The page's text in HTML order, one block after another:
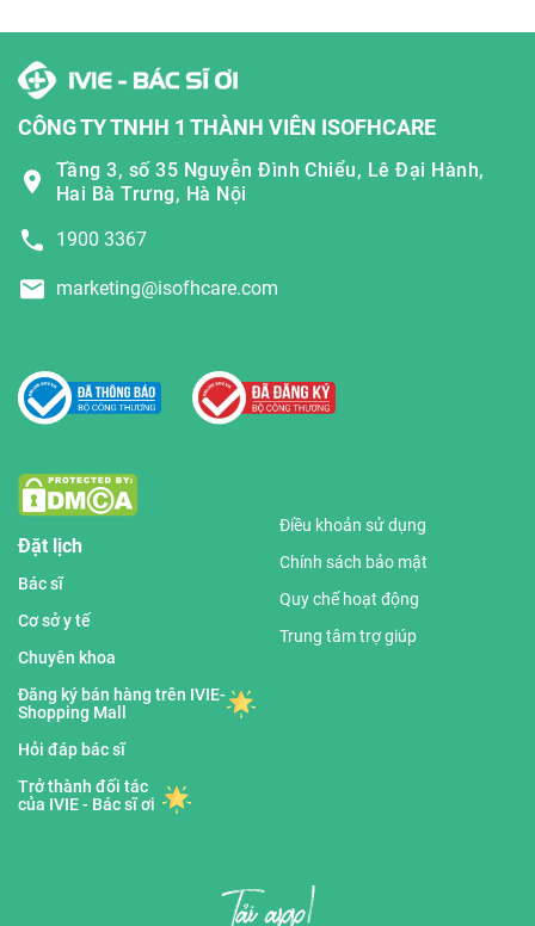
CÔNG TY TNHH 1 THÀNH VIÊN ISOFHCARE
Tầng 3, số 35 Nguyễn Đình Chiểu, Lê Đại Hành,
Hai Bà Trưng, Hà Nội
1900 3367
marketing@isofhcare.com
Đặt lịch
Bác sĩ
Cơ sở y tế
Chuyên khoa
Đăng ký bán hàng trên IVIE-
Shopping Mall
Hỏi đáp bác sĩ
Trở thành đối tác
của IVIE - Bác sĩ ơi
Điều khoản sử dụng
Chính sách bảo mật
Quy chế hoạt động
Trung tâm trợ giúp